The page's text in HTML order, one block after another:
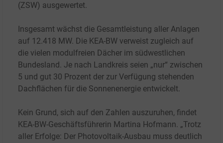
(ZSW) ausgewertet.
Insgesamt wächst die Gesamtleistung aller Anlagen
auf 12.418 MW. Die KEA-BW verweist zugleich auf
die vielen modulfreien Dächer im südwestlichen
Bundesland. Je nach Landkreis seien „nur“ zwischen
5 und gut 30 Prozent der zur Verfügung stehenden
Dachflächen für die Sonnenenergie entwickelt.
Kein Grund, sich auf den Zahlen auszuruhen, findet
KEA-BW-Geschäftsführerin Martina Hofmann. „Trotz
aller Erfolge: Der Photovoltaik-Ausbau muss deutlich